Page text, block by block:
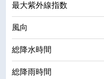
最大紫外線指数
風向
総降水時間
総降雨時間